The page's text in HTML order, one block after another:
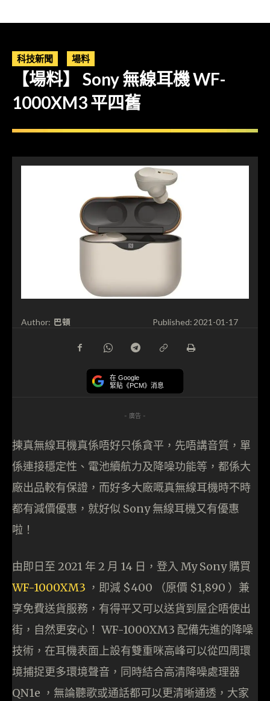
科技新聞 場料
【場料】 Sony 無線耳機 WF-
1000XM3 平四舊
Author: 巴頓 Published:2021-01-17
在 Google
緊貼《PCM》消息
- 廣告 -
揀真無線耳機真係唔好只係貪平，先唔講音質，單
係連接穩定性、電池續航力及降噪功能等，都係大
廠出品較有保證，而好多大廠嘅真無線耳機時不時
都有減價優惠，就好似 Sony 無線耳機又有優惠
啦！
由即日至 2021 年 2 月 14 日，登入 My Sony 購買
WF-1000XM3 ，即減 $400 （原價 $1,890 ）兼
享免費送貨服務，有得平又可以送貨到屋企唔使出
街，自然更安心！ WF-1000XM3 配備先進的降噪
技術，在耳機表面上設有雙重咪高峰可以從四周環
境捕捉更多環境聲音，同時結合高清降噪處理器
QN1e ，無論聽歌或通話都可以更清晰通透，大家